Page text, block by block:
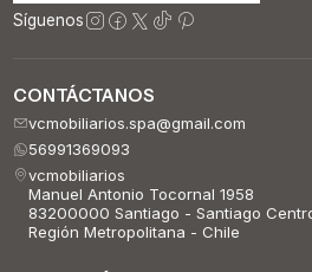
Síguenos
CONTÁCTANOS
vcmobiliarios.spa@gmail.com
56991369093
vcmobiliarios
Manuel Antonio Tocornal 1958
83200000 Santiago - Santiago
Región Metropolitana - Chile